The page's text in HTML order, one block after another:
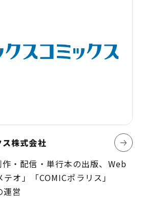
株式会社
・配信・単行本の出版、Web
オ」「COMICポラリス」
運営